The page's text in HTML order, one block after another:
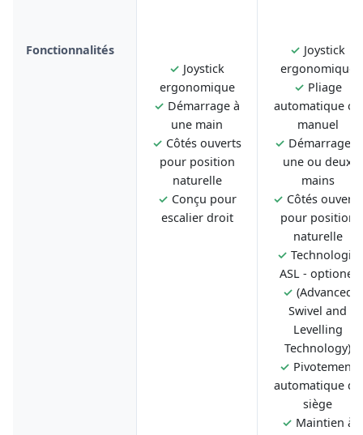
Fonctionnalités
✓ Joystick
ergonomique
✓ Démarrage à
une main
✓ Côtés ouverts
pour position
naturelle
✓ Conçu pour
escalier droit
✓ Joystick
ergonomique
✓ Pliage
automatique ou
manuel
✓ Démarrage à
une ou deux
mains
✓ Côtés ouverts
pour position
naturelle
✓ Technologie
ASL - optionel
✓ (Advanced
Swivel and
Levelling
Technology)
✓ Pivotement
automatique du
siège
✓ Maintien à